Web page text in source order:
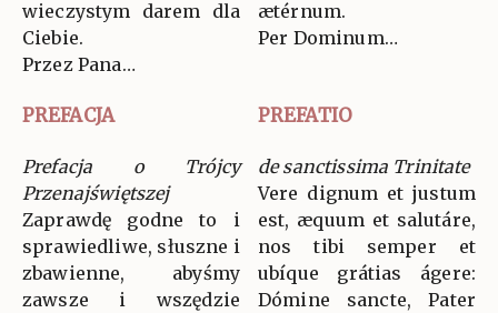
wieczystym darem dla
Ciebie.
Przez Pana…
ætérnum.
Per Dominum…
PREFACJA PREFATIO
Prefacja o Trójcy
Przenajświętszej
Zaprawdę godne to i
sprawiedliwe, słuszne i
zbawienne, abyśmy
zawsze i wszędzie
de sanctissima Trinitate
Vere dignum et justum
est, æquum et salutáre,
nos tibi semper et
ubíque grátias ágere:
Dómine sancte, Pater